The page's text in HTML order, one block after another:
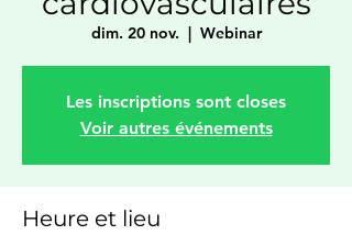
dim. 20 nov. Webinar
Les inscriptions sont closes
Voir autres événements
Heure et lieu